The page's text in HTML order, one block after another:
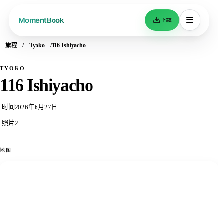
下载
旅程 Tyoko 116 Ishiyacho
TYOKO
116 Ishiyacho
时间 2026年6月27日
照片2
地图